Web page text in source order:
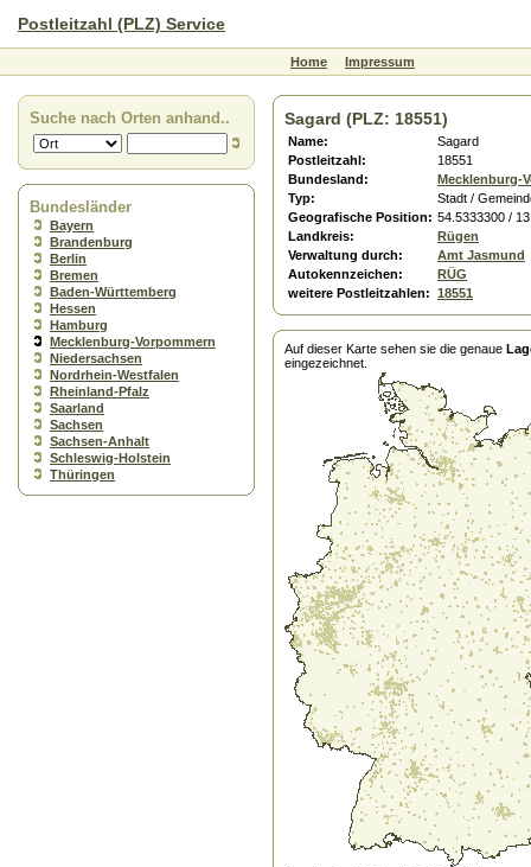
Postleitzahl (PLZ) Service
Home Impressum
Suche nach Orten anhand..
Bundesländer
Bayern
Brandenburg
Berlin
Bremen
Baden-Württemberg
Hessen
Hamburg
Mecklenburg-Vorpommern
Niedersachsen
Nordrhein-Westfalen
Rheinland-Pfalz
Saarland
Sachsen
Sachsen-Anhalt
Schleswig-Holstein
Thüringen
Sagard (PLZ: 18551)
Name:
Sagard
Postleitzahl:
18551
Bundesland:
Mecklenburg-
Typ:
Stadt /
Geografische Position: 54.5333300 /
Landkreis:
Rügen
Verwaltung durch:
Amt Jasmund
Autokennzeichen:
RÜG
weitere Postleitzahlen: 18551
Auf dieser Karte sehen sie die genaue
eingezeichnet.